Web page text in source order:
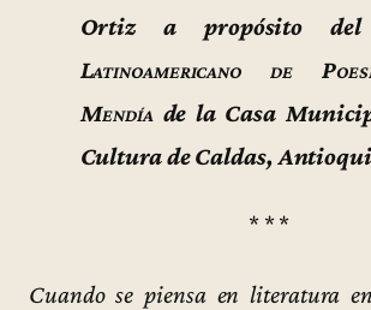
Ortiz a propósito
Latinoamericano de
Mendíade la Casa
Cultura de Caldas,
* * *
Cuando se piensa en literatura